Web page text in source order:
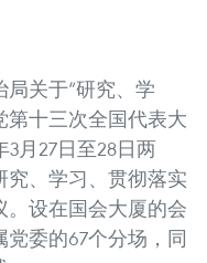
关于“研究、学
第十三次全国代表大
3月27日至28日两
究、学习、贯彻落实
设在国会大厦的会
委的67个分场，同